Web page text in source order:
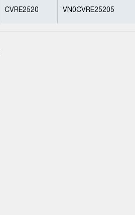
CVRE2520 VN0CVRE25205